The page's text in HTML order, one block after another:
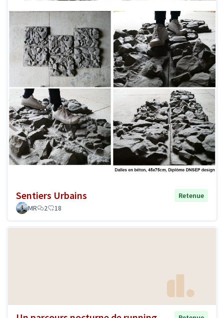
Sentiers Urbains
Retenue
MR
2 18